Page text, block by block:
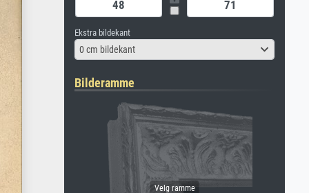
Ekstra bildekant
0 cm bildekant
Bilderamme